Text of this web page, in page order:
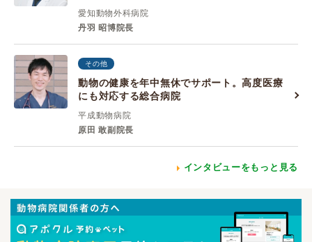
愛知動物外科病院
丹羽 昭博院長
その他
動物の健康を年中無休でサポート。高度医療
にも対応する総合病院
平成動物病院
原田 敢副院長
インタビューをもっと見る